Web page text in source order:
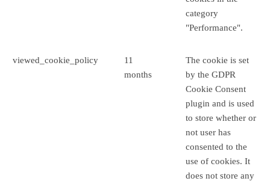
category
"Performance".
viewed_cookie_policy
11
months
The cookie is set
by the GDPR
Cookie Consent
plugin and is used
to store whether or
not user has
consented to the
use of cookies. It
does not store any